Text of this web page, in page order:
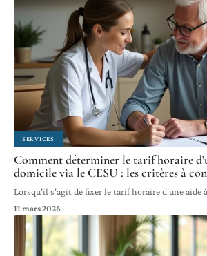
SERVICES
Comment déterminer le tarif horaire
domicile via le CESU : les critères à
Lorsqu'il s'agit de fixer le tarif horaire d'une aide
11 mars 2026